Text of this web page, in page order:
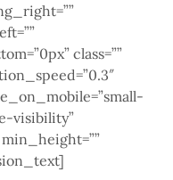
class=””
visibility”